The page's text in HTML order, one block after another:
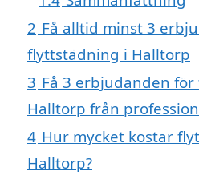
2 Få alltid minst 3
flyttstädning i Halltorp
3 Få 3 erbjudanden
Halltorp från
4 Hur mycket kostar
Halltorp?